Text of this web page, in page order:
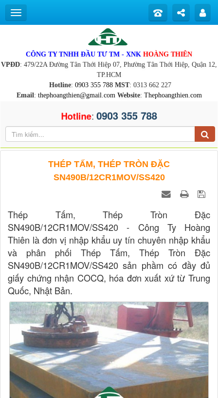
CÔNG TY TNHH ĐẦU TƯ TM - XNK HOÀNG THIÊN
VPĐD: 479/22A Đường Tân Thới Hiệp 07, Phường Tân Thới Hiệp, Quận 12,
TP.HCM
Hotline: 0903 355 788 MST: 0313 662 227
Email: thephoangthien@gmail.com Website: Thephoangthien.com
Hotline: 0903 355 788
THÉP TẤM, THÉP TRÒN ĐẶC
SN490B/12CR1MOV/SS420
Thép Tấm, Thép Tròn Đặc
SN490B/12CR1MOV/SS420 - Công Ty Hoàng
Thiên là đơn vị nhập khẩu uy tín chuyên nhập khẩu
và phân phối Thép Tấm, Thép Tròn Đặc
SN490B/12CR1MOV/SS420 sản phầm có đầy đủ
giấy chứng nhận COCQ, hóa đơn xuất xứ từ Trung
Quốc, Nhật Bản.